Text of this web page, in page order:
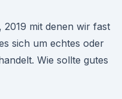
2019 mit denen wir fast
sich um echtes oder
Wie sollte gutes